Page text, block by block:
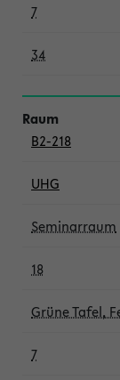
7
34
B2-218
UHG
Seminarraum
18
Grüne Tafel,
7